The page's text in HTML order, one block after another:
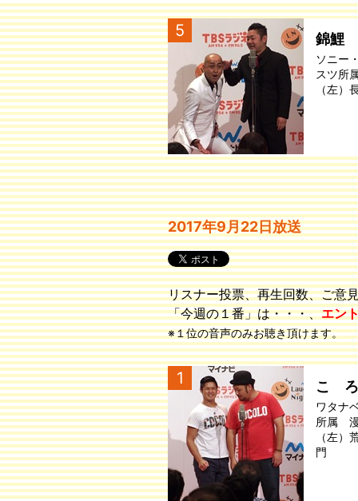
5 錦鯉
ソニー
スツ所
（左
2017年9月22日放送
リスナー投票、再生回数、ご意
「今週の１番」は・・・、エン
※１位の音声のみお聴き頂けます。
1 こゝろ
ワタナ
所属
（左
門